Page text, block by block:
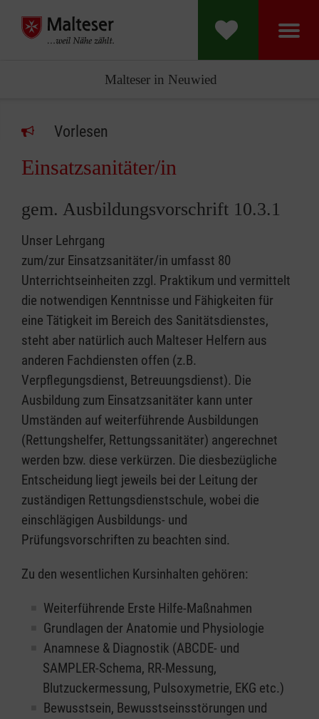
Malteser in Neuwied
Vorlesen
Einsatzsanitäter/in
gem. Ausbildungsvorschrift 10.3.1
Unser Lehrgang
zum/zur Einsatzsanitäter/in umfasst 80
Unterrichtseinheiten zzgl. Praktikum und vermittelt
die notwendigen Kenntnisse und Fähigkeiten für
eine Tätigkeit im Bereich des Sanitätsdienstes,
steht aber natürlich auch Malteser Helfern aus
anderen Fachdiensten offen (z.B.
Verpflegungsdienst, Betreuungsdienst). Die
Ausbildung zum Einsatzsanitäter kann unter
Umständen auf weiterführende Ausbildungen
(Rettungshelfer, Rettungssanitäter) angerechnet
werden bzw. diese verkürzen. Die diesbezügliche
Entscheidung liegt jeweils bei der Leitung der
zuständigen Rettungsdienstschule, wobei die
einschlägigen Ausbildungs- und
Prüfungsvorschriften zu beachten sind.
Zu den wesentlichen Kursinhalten gehören:
Weiterführende Erste Hilfe-Maßnahmen
Grundlagen der Anatomie und Physiologie
Anamnese & Diagnostik (ABCDE- und
SAMPLER-Schema, RR-Messung,
Blutzuckermessung, Pulsoxymetrie, EKG etc.)
Bewusstsein, Bewusstseinsstörungen und